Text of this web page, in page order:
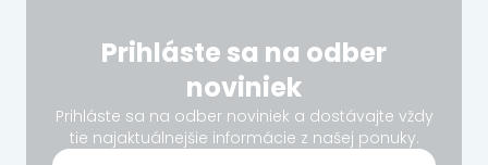
Prihláste sa na odber
noviniek
Prihláste sa na odber noviniek a dostávajte vždy
tie najaktuálnejšie informácie z našej ponuky.